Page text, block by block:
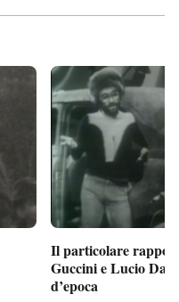
Il particolare
Guccini e Lucio
d’epoca